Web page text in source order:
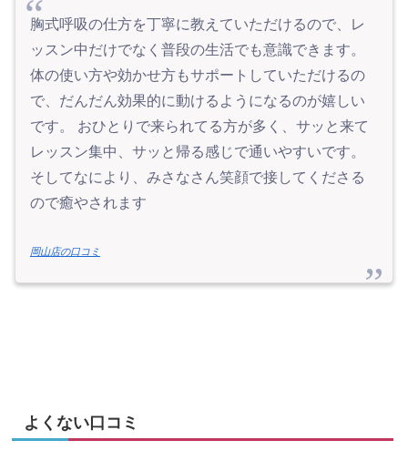
胸式呼吸の仕方を丁寧に教えていただけるので、レ
ッスン中だけでなく普段の生活でも意識できます。
体の使い方や効かせ方もサポートしていただけるの
で、だんだん効果的に動けるようになるのが嬉しい
です。 おひとりで来られてる方が多く、サッと来て
レッスン集中、サッと帰る感じで通いやすいです。
そしてなにより、みさなさん笑顔で接してくださる
ので癒やされます
岡山店の口コミ
よくない口コミ